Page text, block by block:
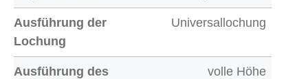
Ausführung der
Lochung
Universallochung
Ausführung des
volle Höhe